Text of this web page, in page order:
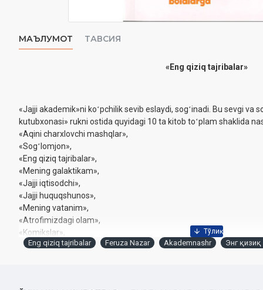
МАЪЛУМОТ ТАВСИЯ
«Eng qiziq tajribalar»
«Jajji akademik»ni koʻpchilik sevib eslaydi, sogʻinadi. Bu sevgi va
kutubxonasi» rukni ostida quyidagi 10 ta kitob toʻplam shaklida
«Aqini charxlovchi mashqlar»,
«Sogʻlomjon»,
«Eng qiziq tajribalar»,
«Mening galaktikam»,
«Jajji iqtisodchi»,
«Jajji huquqshunos»,
«Mening vatanim»,
«Atrofimizdagi olam»,
«Komikslar»,
«Texnoolam»
Eng qiziq tajribalar Feruza Nazar Akademnashr Энг